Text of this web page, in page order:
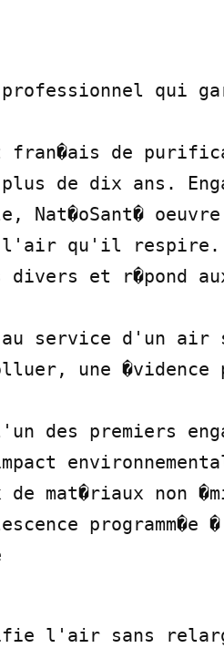
qui
de
de dix ans.
Nat�oSant�
l'air qu'il respire.
et r�pond
au service d'un air
une �vidence
des premiers
mat�riaux non
programm�e
l'air sans